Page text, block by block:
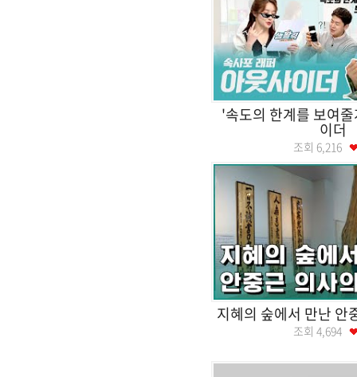
'속도의 한계를 보여
이더
조회 6,216
지혜의 숲에서 만난 안
조회 4,694